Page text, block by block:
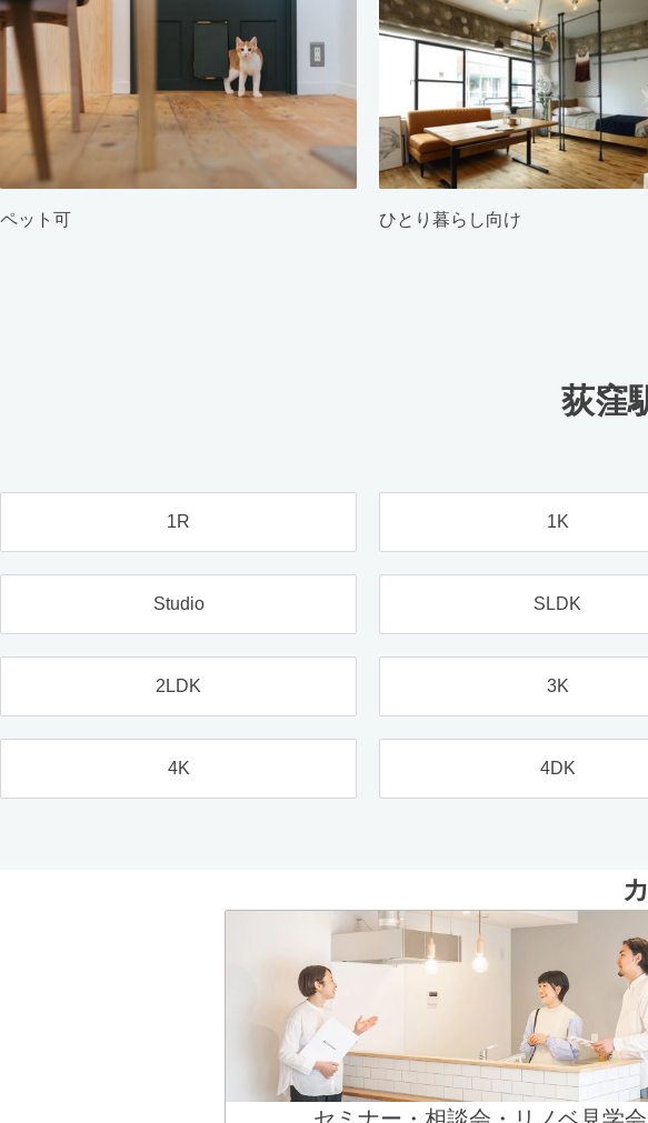
ペット可 ひとり暮らし向け
荻窪
1R 1K
Studio SLDK
2LDK 3K
4K 4DK